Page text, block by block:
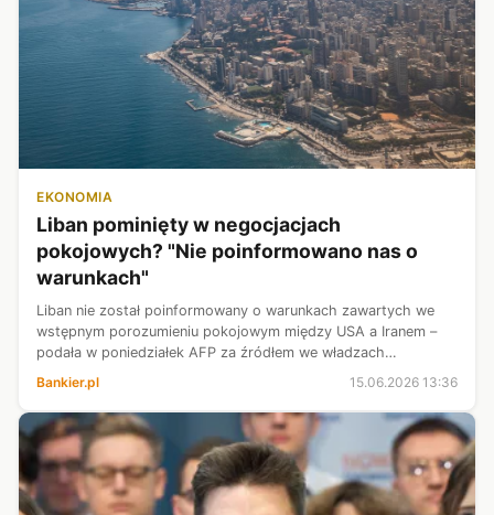
EKONOMIA
Liban pominięty w negocjacjach
pokojowych? "Nie poinformowano nas o
warunkach"
Liban nie został poinformowany o warunkach zawartych we
wstępnym porozumieniu pokojowym między USA a Iranem –
podała w poniedziałek AFP za źródłem we władzach
Wschodzie na wszystkich frontach,...
Bankier.pl 15.06.2026 13:36